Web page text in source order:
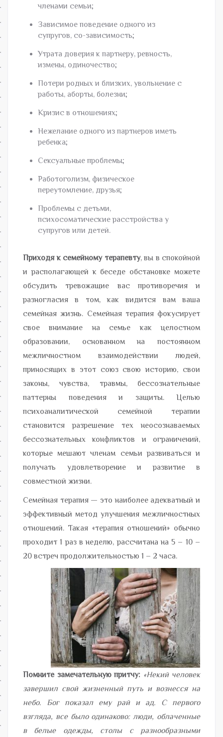
членами семьи;
Зависимое поведение одного из
супругов, со-зависимость;
Утрата доверия к партнеру, ревность,
измены, одиночество;
Потери родных и близких, увольнение с
работы, аборты, болезни;
Кризис в отношениях;
Нежелание одного из партнеров иметь
ребенка;
Сексуальные проблемы;
Работоголизм, физическое
переутомление, друзья;
Проблемы с детьми,
психосоматические расстройства у
супругов или детей.
Приходя к семейному терапевту, вы в спокойной
и располагающей к беседе обстановке можете
обсудить тревожащие вас противоречия и
разногласия в том, как видится вам ваша
семейная жизнь. Семейная терапия фокусирует
свое внимание на семье как целостном
образовании, основанном на постоянном
межличностном взаимодействии людей,
приносящих в этот союз свою историю, свои
законы, чувства, травмы, бессознательные
паттерны поведения и защиты. Целью
психоаналитической семейной терапии
становится разрешение тех неосознаваемых
бессознательных конфликтов и ограничений,
которые мешают членам семьи развиваться и
получать удовлетворение и развитие в
совместной жизни.
Семейная терапия — это наиболее адекватный и
эффективный метод улучшения межличностных
отношений. Такая «терапия отношений» обычно
проходит 1 раз в неделю, рассчитана на 5 – 10 –
20 встреч продолжительностью 1 – 2 часа.
Помните замечательную притчу: «Некий человек
завершил свой жизненный путь и вознесся на
небо. Бог показал ему рай и ад. С первого
взгляда, все было одинаково: люди, облаченные
в белые одежды, столы с разнообразными